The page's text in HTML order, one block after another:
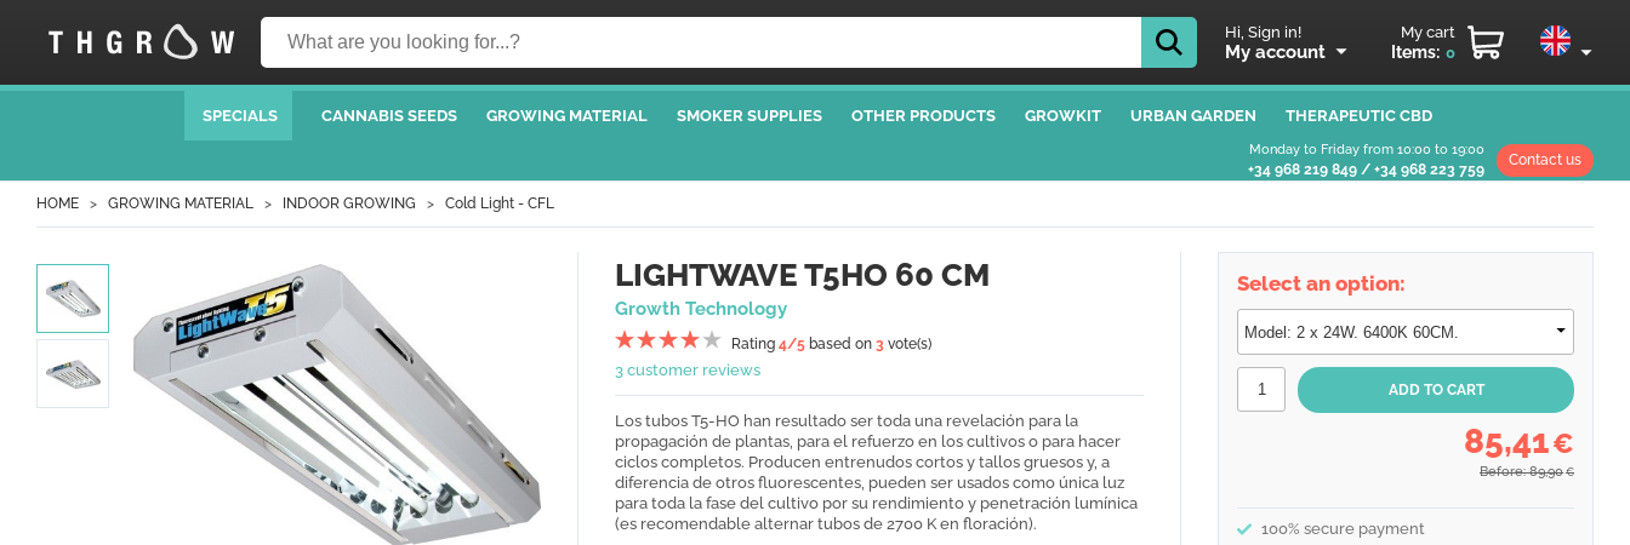
Hi, Sign in!
My account
My cart
Items: 0
SPECIALS CANNABIS SEEDS GROWING MATERIAL SMOKER SUPPLIES OTHER PRODUCTS GROWKIT URBAN GARDEN THERAPEUTIC CBD
Monday to Friday from 10:00 to 19:00
+34 968 219 849 / +34 968 223 759
Contact us
HOME GROWING MATERIAL INDOOR GROWING Cold Light - CFL
LIGHTWAVE T5HO 60 CM
Growth Technology
Rating 4/5 based on 3 vote(s)
3 customer reviews
Los tubos T5-HO han resultado ser toda una revelación para la
propagación de plantas, para el refuerzo en los cultivos o para hacer
ciclos completos. Producen entrenudos cortos y tallos gruesos y, a
diferencia de otros fluorescentes, pueden ser usados como única luz
para toda la fase del cultivo por su rendimiento y penetración lumínica
(es recomendable alternar tubos de 2700 K en floración).
Select an option:
85,41€
Before: 89,90 €
100% secure payment